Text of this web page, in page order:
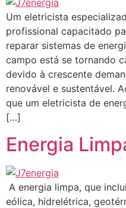
Um eletricista
profissional capacitado
reparar sistemas de
campo está se tornando
devido à crescente
renovável e sustentável.
que um eletricista de
[…]
Energia
A energia limpa, que
eólica, hidrelétrica,